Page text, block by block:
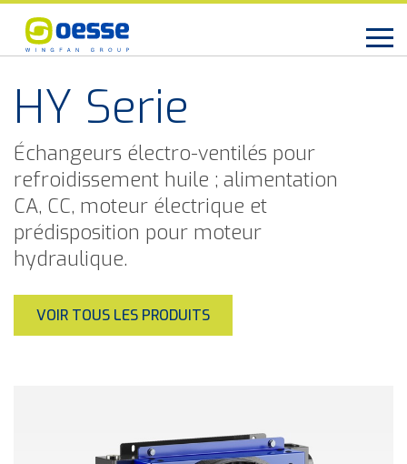
HY Serie
Échangeurs électro-ventilés pour
refroidissement huile ; alimentation
CA, CC, moteur électrique et
prédisposition pour moteur
hydraulique.
VOIR TOUS LES PRODUITS